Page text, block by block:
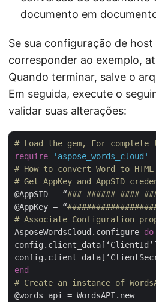
documento em
Se sua configuração de
corresponder ao exemplo,
Quando terminar, salve o
Em seguida, execute o
validar suas alterações:
# Load the gem, For
require
'aspose_words_cloud'
# How to convert Word to
# Get AppKey and AppSID
@AppSID = “###-######-####-
@AppKey = “
# Associate Configuration
AsposeWordsCloud.configure do
config.client_data[‘ClientId’]
end
# Create an instance of